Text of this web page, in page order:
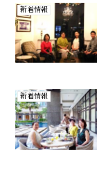
新着情報
新着情報